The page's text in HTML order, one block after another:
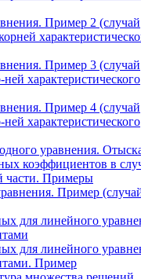
Пример 2 (случай
Пример 3 (случай
характеристического
Пример 4 (случай
характеристического
уравнения.
коэффициентов в
части. Примеры
Пример
для линейного
для линейного
Пример